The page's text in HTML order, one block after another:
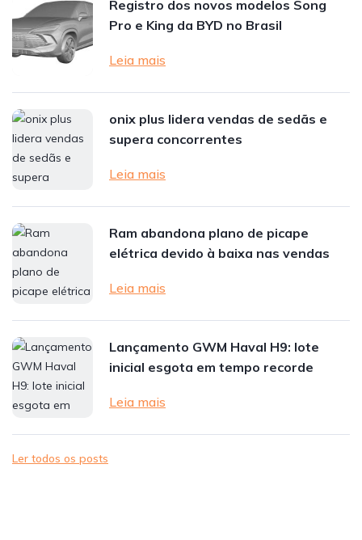
Registro dos novos modelos Song
Pro e King da BYD no Brasil
Leia mais
onix plus lidera vendas de sedãs e
supera concorrentes
Leia mais
Ram abandona plano de picape
elétrica devido à baixa nas vendas
Leia mais
Lançamento GWM Haval H9: lote
inicial esgota em tempo recorde
Leia mais
Ler todos os posts